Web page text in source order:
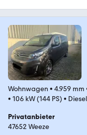
Wohnwagen • 4.959 mm
• 106 kW (144 PS) • Diesel
Privatanbieter
47652 Weeze